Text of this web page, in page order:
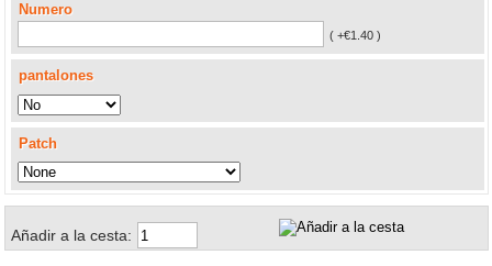
Numero
( +€1.40 )
pantalones
Patch
Añadir a la cesta: